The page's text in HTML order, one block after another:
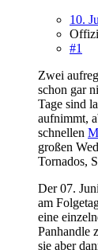
10.
#1
Zwei
schon gar
Tage sind
aufnimmt,
schnellen
großen
Tornados,
Der 07.
am
eine
Panhandle
sie aber